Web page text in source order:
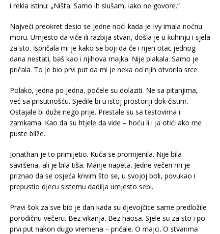
i rekla istinu: „Ništa. Samo ih slušam, iako ne govore.“
Najveći preokret desio se jedne noći kada je Ivy imala noćnu
moru. Umjesto da viče ili razbija stvari, došla je u kuhinju i sjela
za sto. Ispričala mi je kako se boji da će i njen otac jednog
dana nestati, baš kao i njihova majka. Nije plakala. Samo je
pričala. To je bio prvi put da mi je neka od njih otvorila srce.
Polako, jedna po jedna, počele su dolaziti. Ne sa pitanjima,
već sa prisutnošću. Sjedile bi u istoj prostoriji dok čistim.
Ostajale bi duže nego prije. Prestale su sa testovima i
zamkama. Kao da su htjele da vide – hoću li i ja otići ako me
puste bliže.
Jonathan je to primijetio. Kuća se promijenila. Nije bila
savršena, ali je bila tiša. Manje napeta. Jedne večeri mi je
priznao da se osjeća krivim što se, u svojoj boli, povukao i
prepustio djecu sistemu dadilja umjesto sebi.
Pravi šok za sve bio je dan kada su djevojčice same predložile
porodičnu večeru. Bez vikanja. Bez haosa. Sjele su za sto i po
prvi put nakon dugo vremena – pričale. O majci. O stvarima